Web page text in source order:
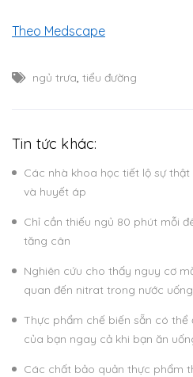
Theo Medscape
ngủ trưa, tiểu đường
Tin tức khác:
Các nhà khoa học tiết lộ sự
và huyết áp
Chỉ cần thiếu ngủ 80 phút mỗi
tăng cân
Nghiên cứu cho thấy nguy cơ
quan đến nitrat trong nước uống
Thực phẩm chế biến sẵn có
của bạn ngay cả khi bạn ăn
Các chất bảo quản thực phẩm